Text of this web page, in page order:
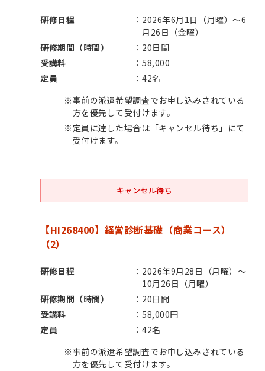
研修日程
2026年6月1日（月曜）～6
月26日（金曜）
研修期間（時間）
20日間
受講料
58,000
定員
42名
※事前の派遣希望調査でお申し込みされている
方を優先して受付けます。
※ 定員に達した場合は「キャンセル待ち」にて
受付けます。
キャンセル待ち
【HI268400】経営診断基礎（商業コース）
（2）
研修日程
2026年9月28日（月曜）～
10月26日（月曜）
研修期間（時間）
20日間
受講料
58,000円
定員
42名
※事前の派遣希望調査でお申し込みされている
方を優先して受付けます。